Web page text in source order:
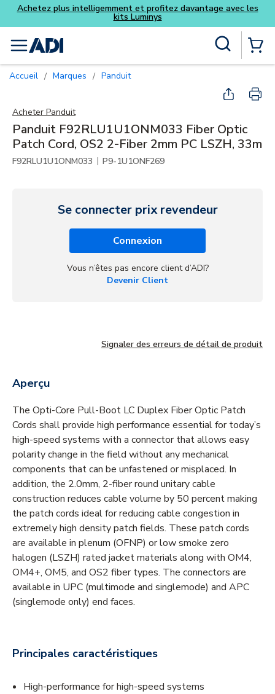
Skip to main content
avec les
menu
Accueil / Marques / Panduit
Acheter Panduit
Panduit F92RLU1U1ONM033 Fiber Optic
Patch Cord, OS2 2-Fiber 2mm PC LSZH, 33m
F92RLU1U1ONM033 | P9-1U1ONF269
Se connecter prix revendeur
Connexion
Vous n’êtes pas encore client d’ADI?
Devenir Client
Signaler des erreurs de détail de produit
Aperçu
The Opti-Core Pull-Boot LC Duplex Fiber Optic Patch
Cords shall provide high performance essential for today’s
high-speed systems with a connector that allows easy
polarity change in the field without any mechanical
components that can be unfastened or misplaced. In
addition, the 2.0mm, 2-fiber round unitary cable
construction reduces cable volume by 50 percent making
the patch cords ideal for reducing cable congestion in
extremely high density patch fields. These patch cords
are available in plenum (OFNP) or low smoke zero
halogen (LSZH) rated jacket materials along with OM4,
OM4+, OM5, and OS2 fiber types. The connectors are
available in UPC (multimode and singlemode) and APC
(singlemode only) end faces.
Principales caractéristiques
High-performance for high-speed systems